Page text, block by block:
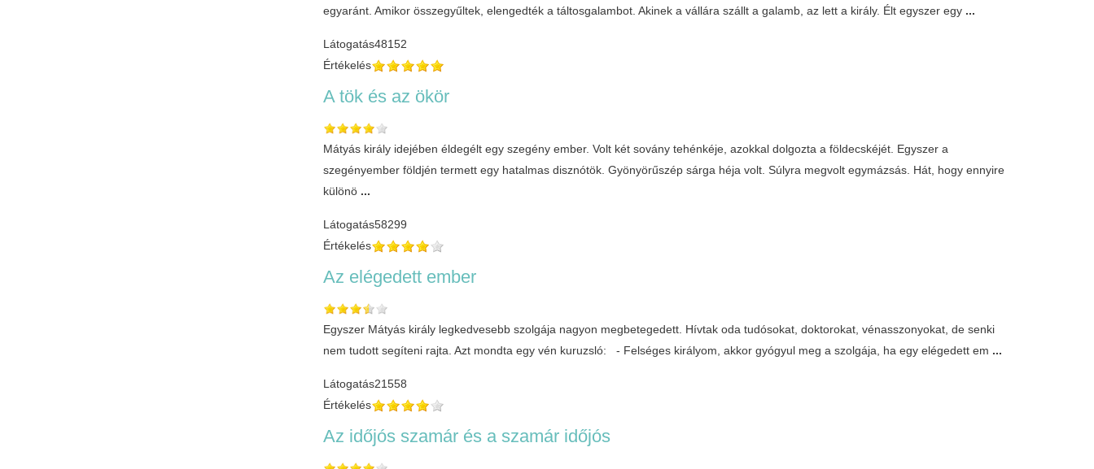
egyaránt. Amikor összegyűltek, elengedték a táltosgalambot. Akinek a vállára szállt a galamb, az lett a király. Élt egyszer egy ...
Látogatás48152
Értékelés
A tök és az ökör
Mátyás király idejében éldegélt egy szegény ember. Volt két sovány tehénkéje, azokkal dolgozta a földecskéjét. Egyszer a
szegényember földjén termett egy hatalmas disznótök. Gyönyörűszép sárga héja volt. Súlyra megvolt egymázsás. Hát, hogy ennyire
különö ...
Látogatás58299
Értékelés
Az elégedett ember
Egyszer Mátyás király legkedvesebb szolgája nagyon megbetegedett. Hívtak oda tudósokat, doktorokat, vénasszonyokat, de senki
nem tudott segíteni rajta. Azt mondta egy vén kuruzsló: - Felséges királyom, akkor gyógyul meg a szolgája, ha egy elégedett em ...
Látogatás21558
Értékelés
Az időjós szamár és a szamár időjós